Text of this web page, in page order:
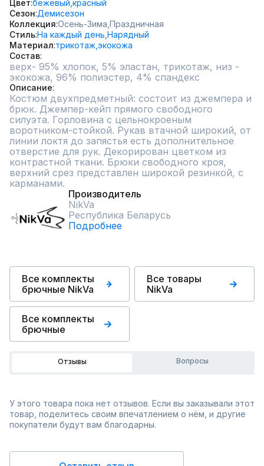
Цвет бежевый, красный
Сезон Демисезон
Коллекция Осень-Зима, Праздничная
СтильНа каждый день, Нарядный
Материал трикотаж, экокожа
Состав
верх- 95% хлопок, 5% эластан, трикотаж, низ -
экокожа, 96% полиэстер, 4% спандекс
Описание
Костюм двухпредметный: состоит из джемпера и
брюк. Джемпер-кейп прямого свободного
силуэта. Горловина с цельнокроеным
воротником-стойкой. Рукав втачной широкий, от
линии локтя до запястья есть дополнительное
отверстие для рук. Декорирован цветком из
контрастной ткани. Брюки свободного кроя,
верхний срез представлен широкой резинкой, с
карманами.
Производитель
NikVa
Республика Беларусь
Подробнее
Все комплекты
брючные NikVa
Все товары
NikVa
Все комплекты
брючные
Отзывы Вопросы
У этого товара пока нет отзывов. Если вы заказывали этот
товар, поделитесь своим впечатлением о нём, и другие
покупатели будут вам благодарны.